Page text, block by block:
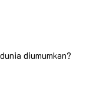
diumumkan?